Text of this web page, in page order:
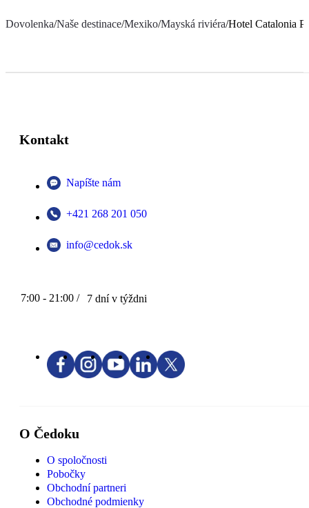
Dovolenka/Naše destinace/Mexiko/Mayská riviéra/Hotel Catalonia
Kontakt
Napíšte nám
+421 268 201 050
info@cedok.sk
7:00 - 21:00 / 7 dní v týždni
O Čedoku
O spoločnosti
Pobočky
Obchodní partneri
Obchodné podmienky